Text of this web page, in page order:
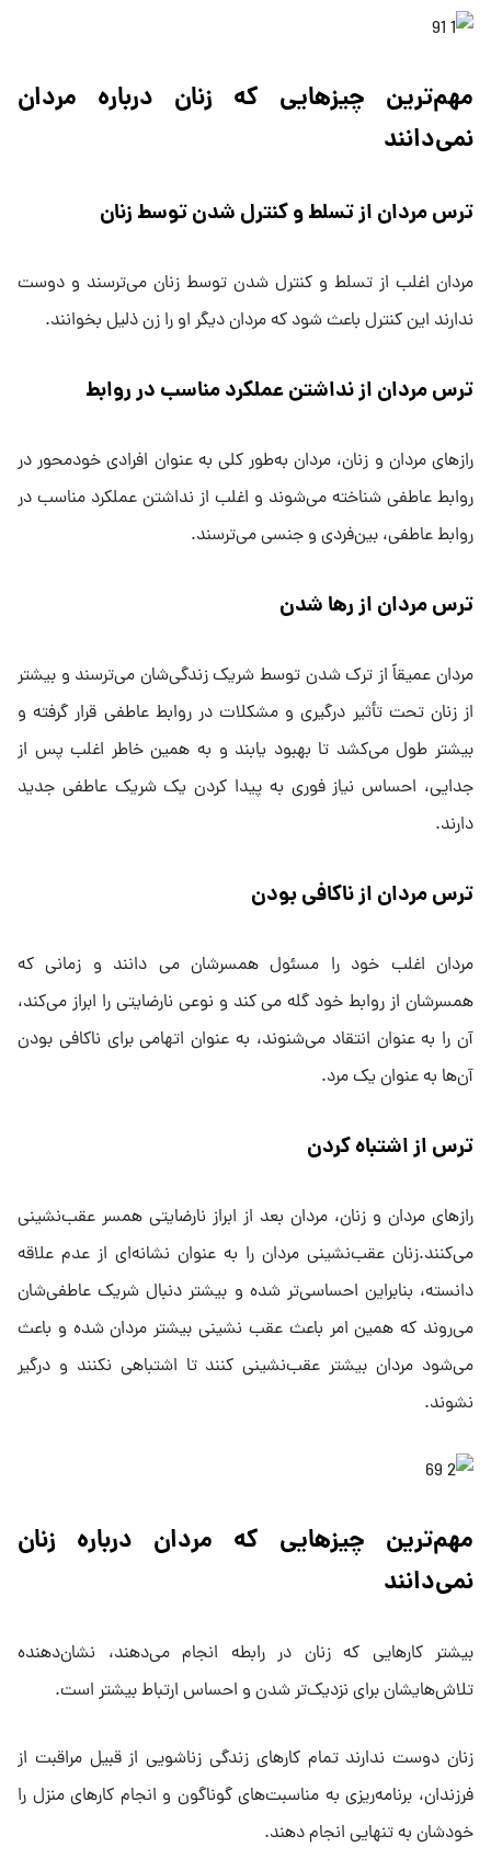
مهم‌ترین چیز‌هایی که زنان درباره مردان
نمی‌دانند
ترس مردان از تسلط و کنترل شدن توسط زنان
مردان اغلب از تسلط و کنترل شدن توسط زنان می‌ترسند و دوست
ندارند این کنترل باعث شود که مردان دیگر او را زن ذلیل بخوانند.
ترس مردان از نداشتن عملکرد مناسب در روابط
رازهای مردان و زنان، مردان به‌طور کلی به عنوان افرادی خودمحور در
روابط عاطفی شناخته می‌شوند و اغلب از نداشتن عملکرد مناسب در
روابط عاطفی، بین‌فردی و جنسی می‌ترسند.
ترس مردان از رها شدن
مردان عمیقاً از ترک شدن توسط شریک زندگی‌شان می‌ترسند و بیشتر
از زنان تحت تأثیر درگیری و مشکلات در روابط عاطفی قرار گرفته و
بیشتر طول می‌کشد تا بهبود یابند و به همین خاطر اغلب پس از
جدایی، احساس نیاز فوری به پیدا کردن یک شریک عاطفی جدید
دارند.
ترس مردان از ناکافی بودن
مردان اغلب خود را مسئول همسرشان می دانند و زمانی که
همسرشان از روابط خود گله می کند و نوعی نارضایتی را ابراز می‌کند،
آن را به عنوان انتقاد می‌شنوند، به عنوان اتهامی برای ناکافی بودن
آن‌ها به عنوان یک مرد.
ترس از اشتباه کردن
رازهای مردان و زنان، مردان بعد از ابراز نارضایتی همسر عقب‌نشینی
می‌کنند.زنان عقب‌نشینی مردان را به عنوان نشانه‌ای از عدم علاقه
دانسته، بنابراین احساسی‌تر شده و بیشتر دنبال شریک عاطفی‌شان
می‌روند که همین امر باعث عقب نشینی بیشتر مردان شده و باعث
می‌شود مردان بیشتر عقب‌نشینی کنند تا اشتباهی نکنند و درگیر
نشوند.
مهم‌ترین چیز‌هایی که مردان درباره زنان
نمی‌دانند
بیشتر کار‌هایی که زنان در رابطه انجام می‌دهند، نشان‌دهنده
تلاش‌هایشان برای نزدیک‌تر شدن و احساس ارتباط بیشتر است.
زنان دوست ندارند تمام کارهای زندگی زناشویی از قبیل مراقبت از
فرزندان، برنامه‌ریزی به مناسبت‌های گوناگون و انجام کارهای منزل را
خودشان به تنهایی انجام دهند.